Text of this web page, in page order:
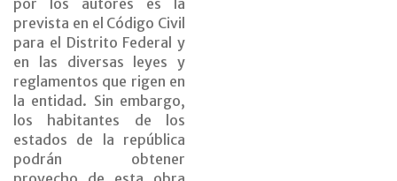
por los autores es la
prevista en el Código Civil
para el Distrito Federal y
en las diversas leyes y
reglamentos que rigen en
la entidad. Sin embargo,
los habitantes de los
estados de la república
podrán obtener